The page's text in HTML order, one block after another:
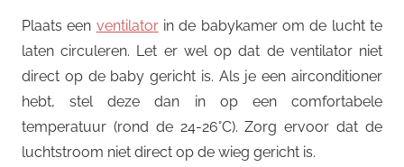
Plaats een ventilatorin de babykamer om de lucht te
laten circuleren. Let er wel op dat de ventilator niet
direct op de baby gericht is. Als je een airconditioner
hebt, stel deze dan in op een comfortabele
temperatuur (rond de 24-26°C). Zorg ervoor dat de
luchtstroom niet direct op de wieg gericht is.